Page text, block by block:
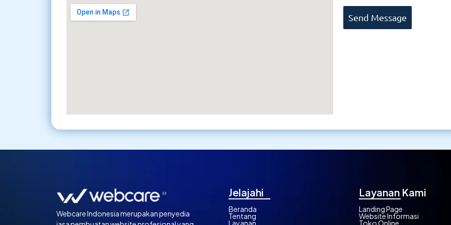
Send Message
Webcare Indonesia merupakan penyedia
Jelajahi
Beranda
Tentang
Layanan
Layanan Kami
Landing Page
Website Informasi
Toko Online